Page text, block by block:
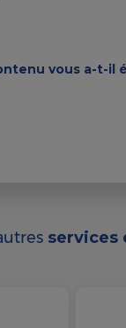
vous a-t-il
services